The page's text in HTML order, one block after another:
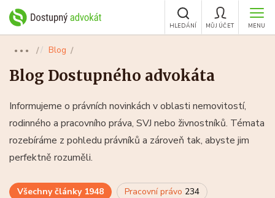
MENU
MŮJ ÚČET
HLEDÁNÍ
●●● Blog
Blog Dostupného advokáta
Informujeme o právních novinkách v oblasti nemovitostí,
rodinného a pracovního práva, SVJ nebo živnostníků. Témata
rozebíráme z pohledu právníků a zároveň tak, abyste jim
perfektně rozuměli.
Všechny články 1948 Pracovní právo 234